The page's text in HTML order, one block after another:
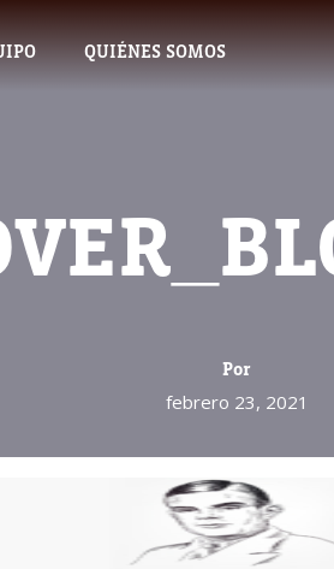
QUIÉNES SOMOS
Por
febrero 23, 2021